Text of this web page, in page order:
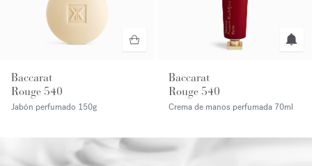
Baccarat
Rouge 540
Jabón perfumado 150g
Baccarat
Rouge 540
Crema de manos perfumada 70ml